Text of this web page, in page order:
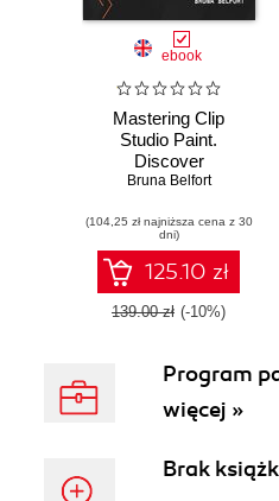
ebook
Mastering Clip
Studio Paint.
Discover
advanced CSP
create breathtaking
illustrations quickly
and easily
Bruna Belfort
(104,25 zł najniższa cena z 30
dni)
125.10 zł
139.00 zł (-10%)
Program
więcej »
Brak